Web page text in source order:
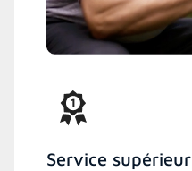
Service supérieur